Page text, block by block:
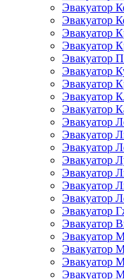
Эвакуатор
Эвакуатор
Эвакуатор
Эвакуатор
Эвакуатор
Эвакуатор
Эвакуатор
Эвакуатор
Эвакуатор
Эвакуатор
Эвакуатор
Эвакуатор
Эвакуатор
Эвакуатор
Эвакуатор
Эвакуатор
Эвакуатор
Эвакуатор
Эвакуатор
Эвакуатор
Эвакуатор
Эвакуатор